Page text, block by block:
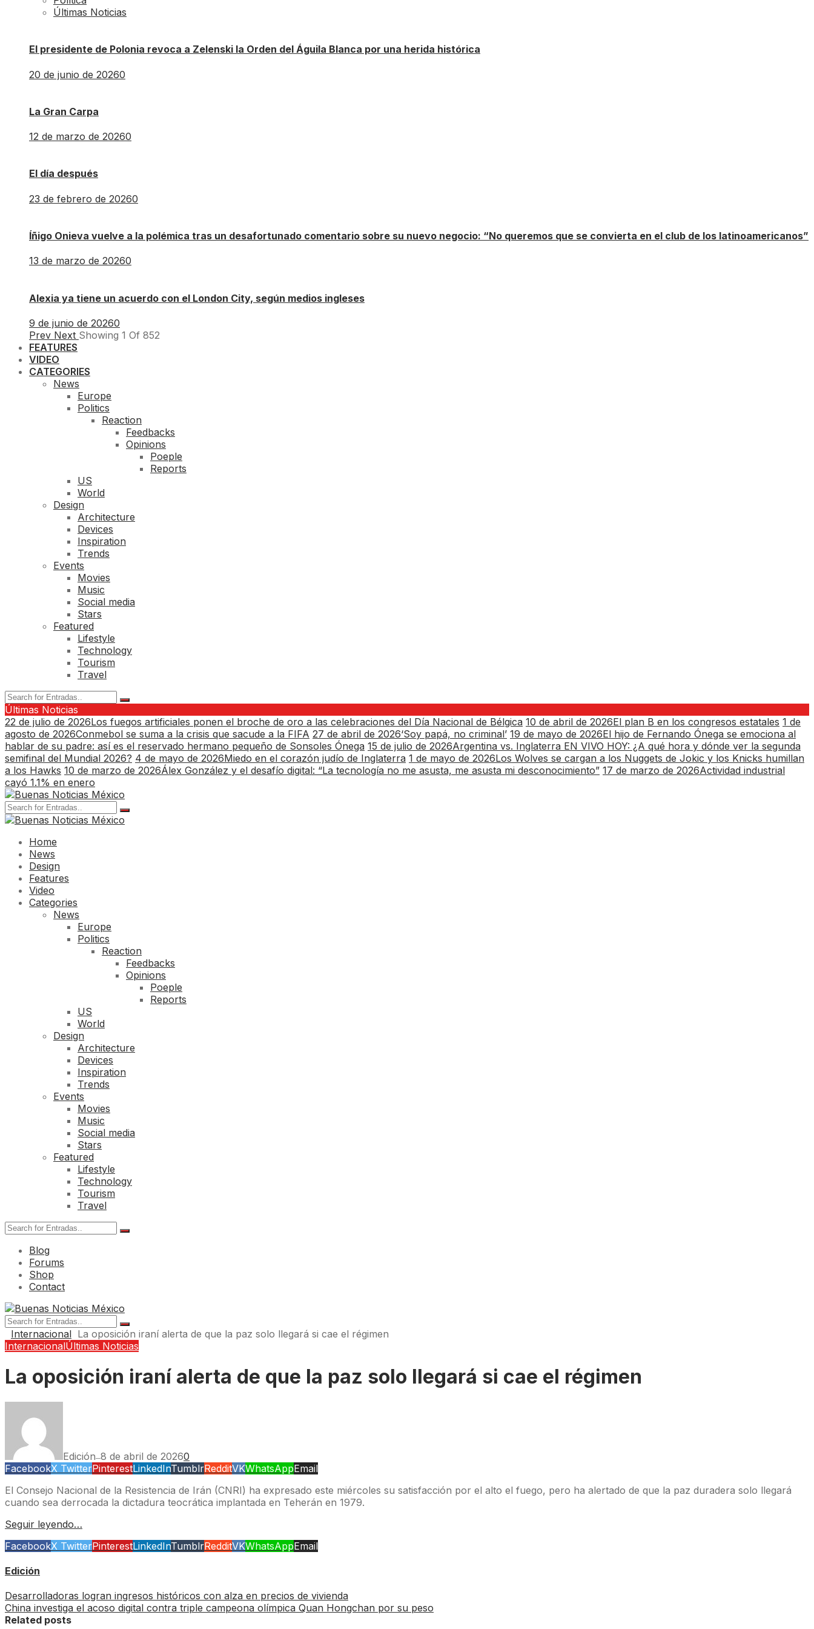
Últimas Noticias
El presidente de Polonia revoca a Zelenski la Orden del Águila Blanca por una herida histórica
20 de junio de 20260
La Gran Carpa
12 de marzo de 20260
El día después
23 de febrero de 20260
Íñigo Onieva vuelve a la polémica tras un desafortunado comentario sobre su nuevo negocio: “No queremos que se convierta en el club de los latinoamericanos”
13 de marzo de 20260
Alexia ya tiene un acuerdo con el London City, según medios ingleses
9 de junio de 20260
Prev Next Showing 1 Of 852
FEATURES
VIDEO
CATEGORIES
News
Europe
Politics
Reaction
Feedbacks
Opinions
Poeple
Reports
US
World
Design
Architecture
Devices
Inspiration
Trends
Events
Movies
Music
Social media
Stars
Featured
Lifestyle
Technology
Tourism
Travel
Últimas Noticias
22 de julio de 2026Los fuegos artificiales ponen el broche de oro a las celebraciones del Día Nacional de Bélgica 10 de abril de 2026El plan B en los congresos estatales 1 de
agosto de 2026Conmebol se suma a la crisis que sacude a la FIFA 27 de abril de 2026‘Soy papá, no criminal’ 19 de mayo de 2026El hijo de Fernando Ónega se emociona al
hablar de su padre: así es el reservado hermano pequeño de Sonsoles Ónega 15 de julio de 2026Argentina vs. Inglaterra EN VIVO HOY: ¿A qué hora y dónde ver la segunda
semifinal del Mundial 2026? 4 de mayo de 2026Miedo en el corazón judío de Inglaterra 1 de mayo de 2026Los Wolves se cargan a los Nuggets de Jokic y los Knicks humillan
a los Hawks 10 de marzo de 2026Álex González y el desafío digital: “La tecnología no me asusta, me asusta mi desconocimiento” 17 de marzo de 2026Actividad industrial
cayó 1.1% en enero
Home
News
Design
Features
Video
Categories
News
Europe
Politics
Reaction
Feedbacks
Opinions
Poeple
Reports
US
World
Design
Architecture
Devices
Inspiration
Trends
Events
Movies
Music
Social media
Stars
Featured
Lifestyle
Technology
Tourism
Travel
Blog
Forums
Shop
Contact
Internacional La oposición iraní alerta de que la paz solo llegará si cae el régimen
InternacionalÚltimas Noticias
La oposición iraní alerta de que la paz solo llegará si cae el régimen
Edición—8 de abril de 20260
FacebookX TwitterPinterestLinkedInTumblrRedditVKWhatsAppEmail
El Consejo Nacional de la Resistencia de Irán (CNRI) ha expresado este miércoles su satisfacción por el alto el fuego, pero ha alertado de que la paz duradera solo llegará
cuando sea derrocada la dictadura teocrática implantada en Teherán en 1979.
Seguir leyendo…
FacebookX TwitterPinterestLinkedInTumblrRedditVKWhatsAppEmail
Edición
Desarrolladoras logran ingresos históricos con alza en precios de vivienda
China investiga el acoso digital contra triple campeona olímpica Quan Hongchan por su peso
Related posts